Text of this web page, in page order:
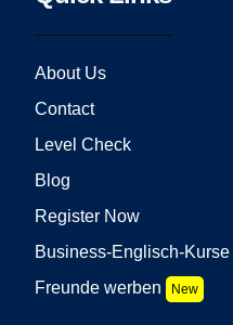
About Us
Contact
Level Check
Blog
Register Now
Business-Englisch-Kurse
Freunde werben
New